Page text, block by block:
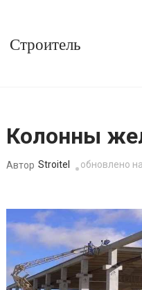
содержимому
Строитель
Колонны
Автор Stroitel обновлено на